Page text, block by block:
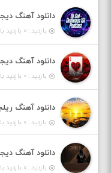
دانلود آهنگ
بازدید : ۰ بازدید بار /
دانلود آهنگ
بازدید : ۰ بازدید بار /
دانلود آهنگ ریلجی
بازدید : ۰ بازدید بار /
دانلود آهنگ دیجی
بازدید : ۰ بازدید بار /